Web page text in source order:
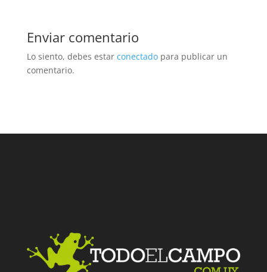
Enviar comentario
Lo siento, debes estar conectadopara publicar un
comentario.
Facebook